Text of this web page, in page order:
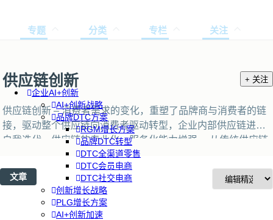
企业AI+创新
AI+创新战略
品牌DTC方案
RGM增长方案
品牌DTC转型
DTC全渠道零售
DTC会员电商
DTC社交电商
创新增长战略
PLG增长方案
AI+创新加速
专题 分类 专栏 关注
供应链创新 + 关注
供应链创新 – 消费者需求的变化，重塑了品牌商与消费者的链
接，驱动整个供应链向消费者驱动转型，企业内部供应链进行
自我迭代，供应链的专业化、服务化能力增强。 从传统供应链
到智慧供应链，从多功能服务到场景化服务，满足不断变化的
客户消费需求。 企业的研发、生产、营销、物流等活动都将以
客户数据作为驱动力和决策依据，企业对全价值链进行数字化
的革新，包括对大数据、新技术、新平台、新金融和新制造等
的全面升级，重塑供应链战略各环节。 在未来的市场竞争中，
文章